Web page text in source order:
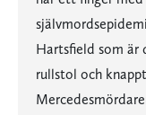
Hartsfield som är
rullstol och